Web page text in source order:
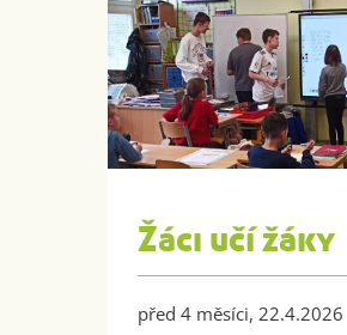
Žáci učí žáky
před 4 měsíci, 22.4.2026